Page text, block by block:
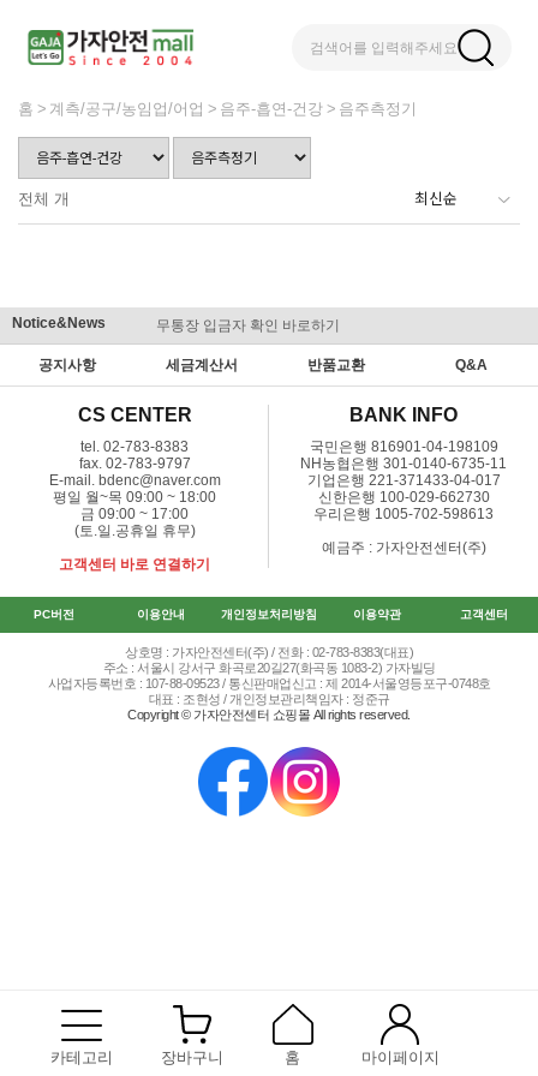
검색어를 입력해주세요
카테고리 장바구니 홈 마이페이지
홈 계측/공구/농임업/어업 음주-흡연-건강 음주측정기
전체 개
Notice&News 무통장 입금자 확인 바로하기
공지사항 세금계산서 반품교환 Q&A
CS CENTER
tel. 02-783-8383
fax. 02-783-9797
E-mail. bdenc@naver.com
평일 월~목 09:00 ~ 18:00
금 09:00 ~ 17:00
(토.일.공휴일 휴무)
고객센터 바로 연결하기
BANK INFO
국민은행 816901-04-198109
NH농협은행 301-0140-6735-11
기업은행 221-371433-04-017
신한은행 100-029-662730
우리은행 1005-702-598613
예금주 : 가자안전센터(주)
PC버전 이용안내 개인정보처리방침 이용약관 고객센터
상호명 : 가자안전센터(주) / 전화 : 02-783-8383(대표)
주소 : 서울시 강서구 화곡로20길27(화곡동 1083-2) 가자빌딩
사업자등록번호 : 107-88-09523 / 통신판매업신고 : 제 2014-서울영등포구-0748호
대표 : 조현성 / 개인정보관리책임자 : 정준규
Copyright © 가자안전센터 쇼핑몰 All rights reserved.